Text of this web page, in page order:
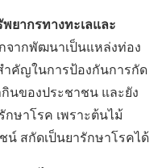
ยากรทางทะเลและ
ากพัฒนาเป็นแหล่งท่อง
ำคัญในการป้องกันการกัด
นของประชาชน และยัง
กษาโรค เพราะต้นไม้
สกัดเป็นยารักษาโรคได้